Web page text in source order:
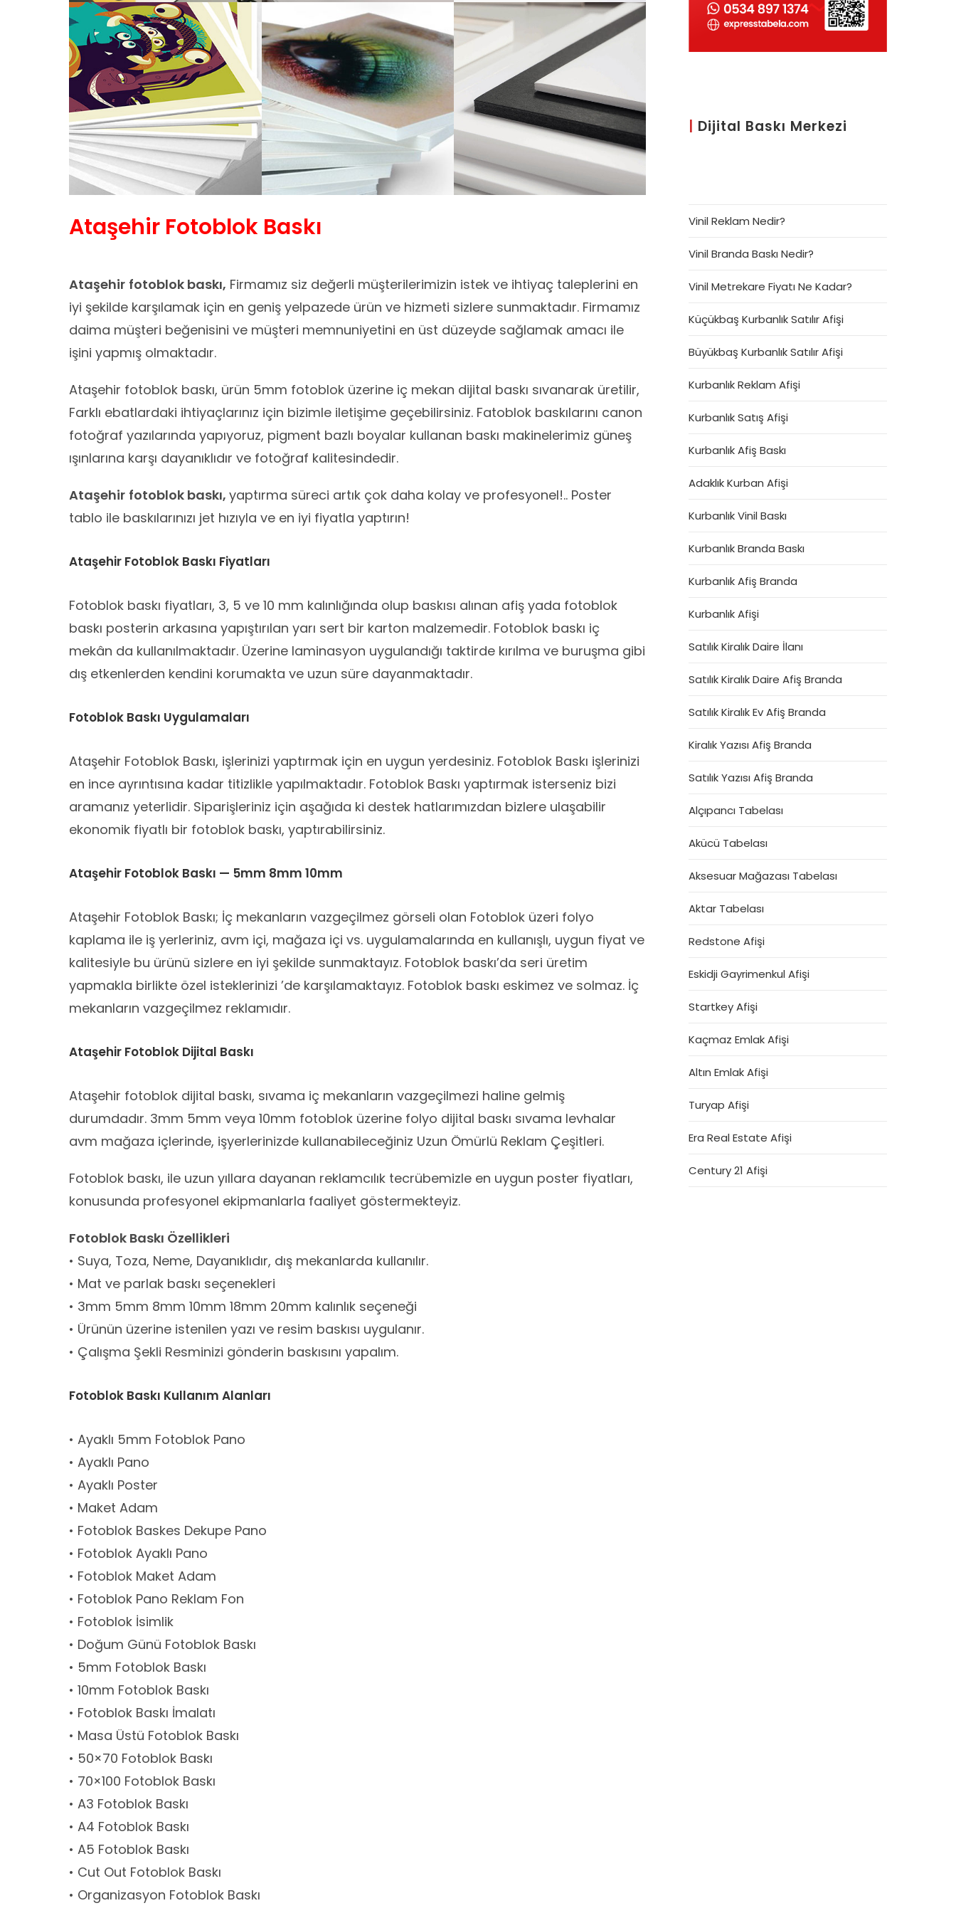
Ataşehir Fotoblok Baskı
Ataşehir fotoblok baskı, Firmamız siz değerli müşterilerimizin istek ve ihtiyaç taleplerini en
iyi şekilde karşılamak için en geniş yelpazede ürün ve hizmeti sizlere sunmaktadır. Firmamız
daima müşteri beğenisini ve müşteri memnuniyetini en üst düzeyde sağlamak amacı ile
işini yapmış olmaktadır.
Ataşehir fotoblok baskı, ürün 5mm fotoblok üzerine iç mekan dijital baskı sıvanarak üretilir,
Farklı ebatlardaki ihtiyaçlarınız için bizimle iletişime geçebilirsiniz. Fatoblok baskılarını canon
fotoğraf yazılarında yapıyoruz, pigment bazlı boyalar kullanan baskı makinelerimiz güneş
ışınlarına karşı dayanıklıdır ve fotoğraf kalitesindedir.
Ataşehir fotoblok baskı,yaptırma süreci artık çok daha kolay ve profesyonel!.. Poster
tablo ile baskılarınızı jet hızıyla ve en iyi fiyatla yaptırın!
Ataşehir Fotoblok Baskı Fiyatları
Fotoblok baskı fiyatları, 3, 5 ve 10 mm kalınlığında olup baskısı alınan afiş yada fotoblok
baskı posterin arkasına yapıştırılan yarı sert bir karton malzemedir. Fotoblok baskı iç
mekân da kullanılmaktadır. Üzerine laminasyon uygulandığı taktirde kırılma ve buruşma gibi
dış etkenlerden kendini korumakta ve uzun süre dayanmaktadır.
Fotoblok Baskı Uygulamaları
Ataşehir Fotoblok Baskı, işlerinizi yaptırmak için en uygun yerdesiniz. Fotoblok Baskı işlerinizi
en ince ayrıntısına kadar titizlikle yapılmaktadır. Fotoblok Baskı yaptırmak isterseniz bizi
aramanız yeterlidir. Siparişleriniz için aşağıda ki destek hatlarımızdan bizlere ulaşabilir
ekonomik fiyatlı bir fotoblok baskı, yaptırabilirsiniz.
Ataşehir Fotoblok Baskı — 5mm 8mm 10mm
Ataşehir Fotoblok Baskı; İç mekanların vazgeçilmez görseli olan Fotoblok üzeri folyo
kaplama ile iş yerleriniz, avm içi, mağaza içi vs. uygulamalarında en kullanışlı, uygun fiyat ve
kalitesiyle bu ürünü sizlere en iyi şekilde sunmaktayız. Fotoblok baskı’da seri üretim
yapmakla birlikte özel isteklerinizi ’de karşılamaktayız. Fotoblok baskı eskimez ve solmaz. İç
mekanların vazgeçilmez reklamıdır.
Ataşehir Fotoblok Dijital Baskı
Ataşehir fotoblok dijital baskı, sıvama iç mekanların vazgeçilmezi haline gelmiş
durumdadır. 3mm 5mm veya 10mm fotoblok üzerine folyo dijital baskı sıvama levhalar
avm mağaza içlerinde, işyerlerinizde kullanabileceğiniz Uzun Ömürlü Reklam Çeşitleri.
Fotoblok baskı, ile uzun yıllara dayanan reklamcılık tecrübemizle en uygun poster fiyatları,
konusunda profesyonel ekipmanlarla faaliyet göstermekteyiz.
Fotoblok Baskı Özellikleri
• Suya, Toza, Neme, Dayanıklıdır, dış mekanlarda kullanılır.
• Mat ve parlak baskı seçenekleri
• 3mm 5mm 8mm 10mm 18mm 20mm kalınlık seçeneği
• Ürünün üzerine istenilen yazı ve resim baskısı uygulanır.
• Çalışma Şekli Resminizi gönderin baskısını yapalım.
Fotoblok Baskı Kullanım Alanları
• Ayaklı 5mm Fotoblok Pano
• Ayaklı Pano
• Ayaklı Poster
• Maket Adam
• Fotoblok Baskes Dekupe Pano
• Fotoblok Ayaklı Pano
• Fotoblok Maket Adam
• Fotoblok Pano Reklam Fon
• Fotoblok İsimlik
• Doğum Günü Fotoblok Baskı
• 5mm Fotoblok Baskı
• 10mm Fotoblok Baskı
• Fotoblok Baskı İmalatı
• Masa Üstü Fotoblok Baskı
• 50×70 Fotoblok Baskı
• 70×100 Fotoblok Baskı
• A3 Fotoblok Baskı
• A4 Fotoblok Baskı
• A5 Fotoblok Baskı
• Cut Out Fotoblok Baskı
• Organizasyon Fotoblok Baskı
| Dijital Baskı Merkezi
Vinil Reklam Nedir?
Vinil Branda Baskı Nedir?
Vinil Metrekare Fiyatı Ne Kadar?
Küçükbaş Kurbanlık Satılır Afişi
Büyükbaş Kurbanlık Satılır Afişi
Kurbanlık Reklam Afişi
Kurbanlık Satış Afişi
Kurbanlık Afiş Baskı
Adaklık Kurban Afişi
Kurbanlık Vinil Baskı
Kurbanlık Branda Baskı
Kurbanlık Afiş Branda
Kurbanlık Afişi
Satılık Kiralık Daire İlanı
Satılık Kiralık Daire Afiş Branda
Satılık Kiralık Ev Afiş Branda
Kiralık Yazısı Afiş Branda
Satılık Yazısı Afiş Branda
Alçıpancı Tabelası
Akücü Tabelası
Aksesuar Mağazası Tabelası
Aktar Tabelası
Redstone Afişi
Eskidji Gayrimenkul Afişi
Startkey Afişi
Kaçmaz Emlak Afişi
Altın Emlak Afişi
Turyap Afişi
Era Real Estate Afişi
Century 21 Afişi